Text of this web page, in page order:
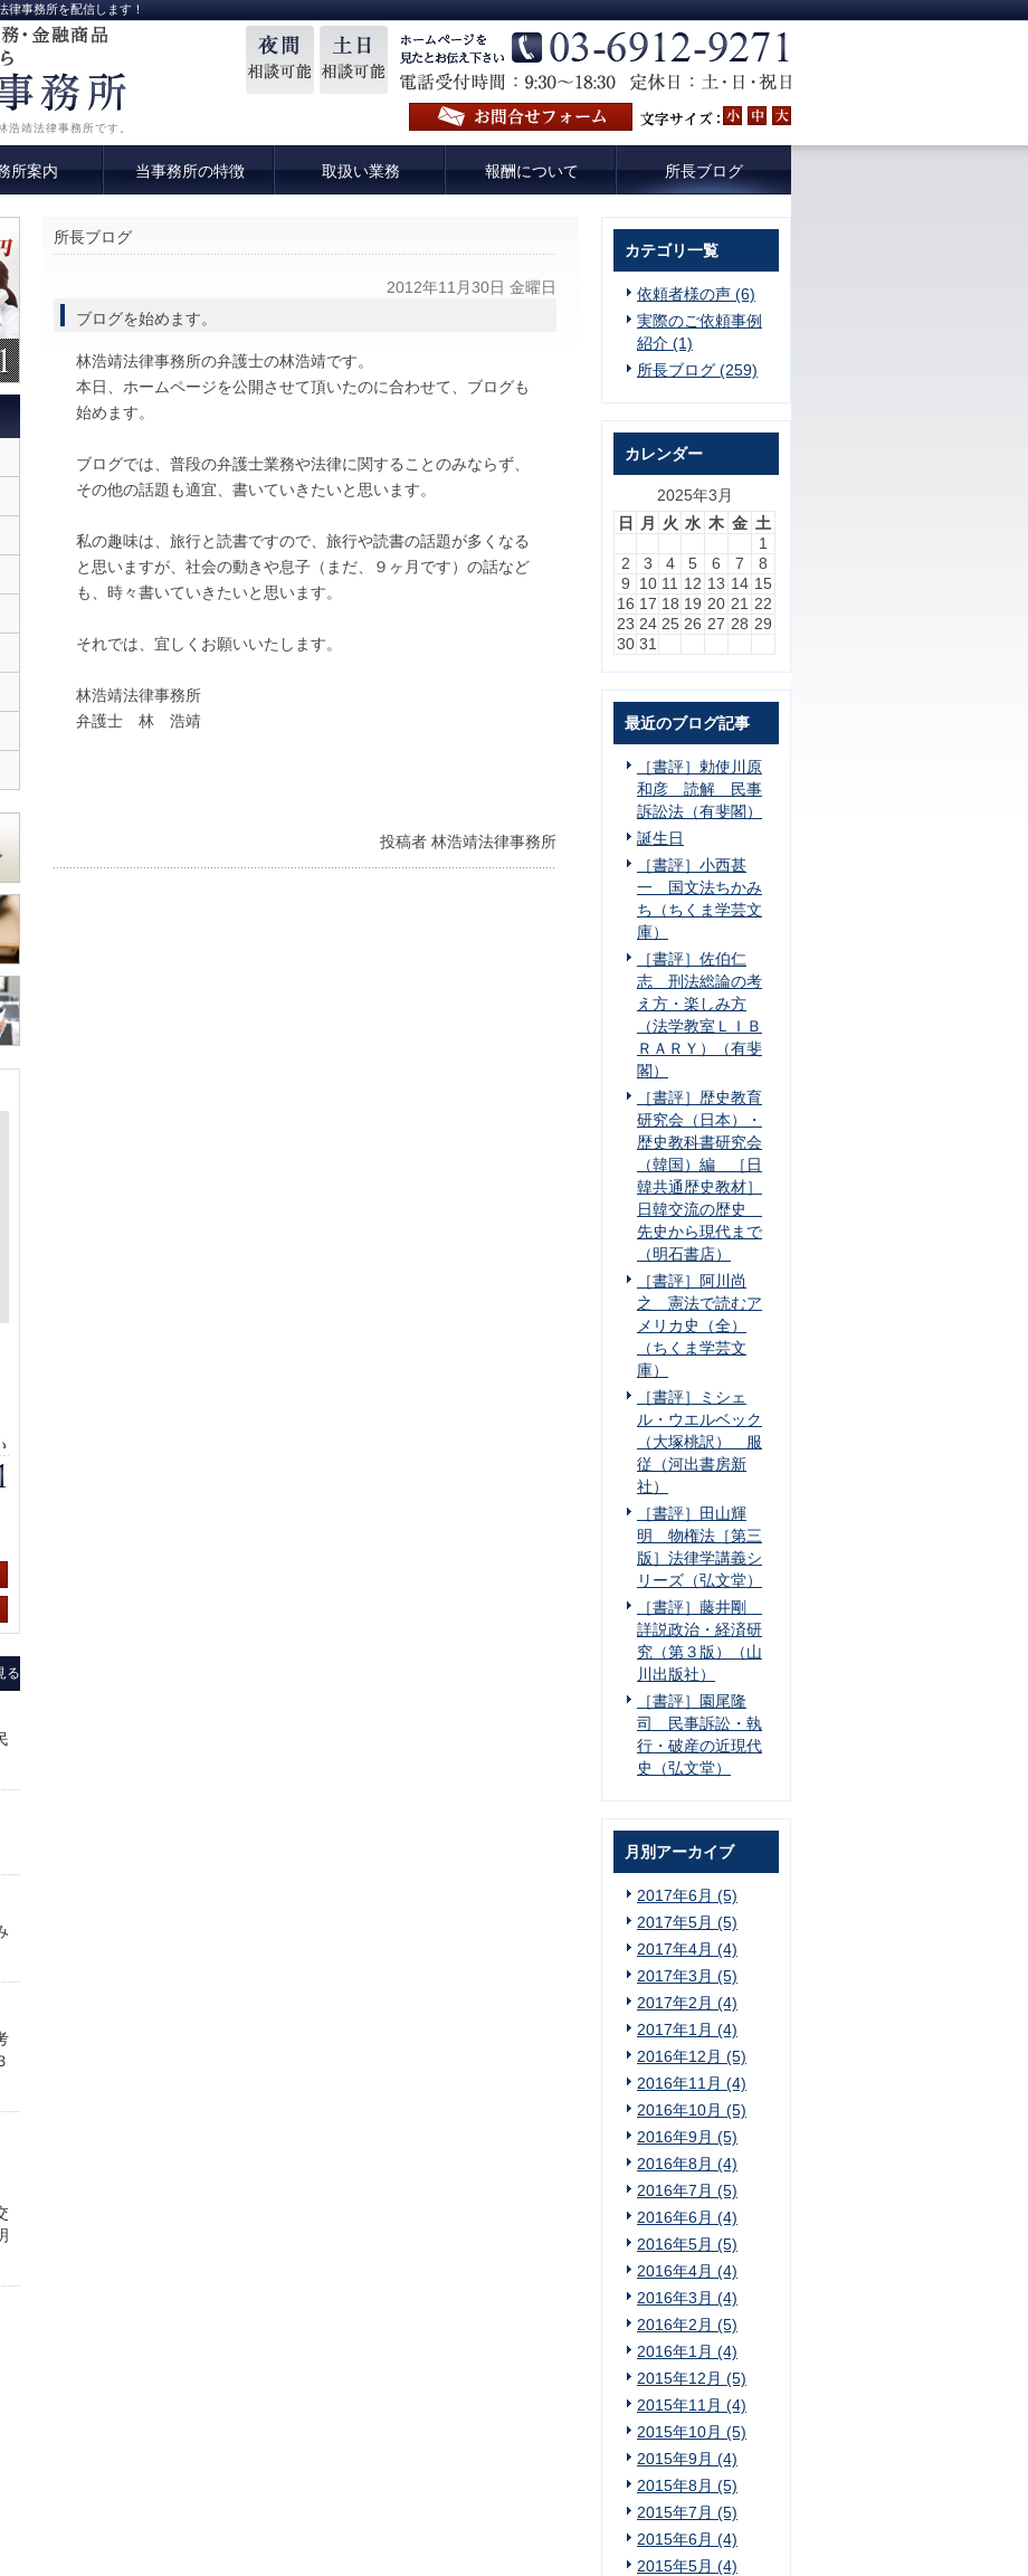
律事務所を配信します！
浩靖法律事務所です。
所案内 当事務所の特徴 取扱い業務 報酬について 所長ブログ
所長ブログ
2012年11月30日 金曜日
ブログを始めます。
林浩靖法律事務所の弁護士の林浩靖です。
本日、ホームページを公開させて頂いたのに合わせて、ブログも
始めます。
ブログでは、普段の弁護士業務や法律に関することのみならず、
その他の話題も適宜、書いていきたいと思います。
私の趣味は、旅行と読書ですので、旅行や読書の話題が多くなる
と思いますが、社会の動きや息子（まだ、９ヶ月です）の話など
も、時々書いていきたいと思います。
それでは、宜しくお願いいたします。
林浩靖法律事務所
弁護士 林 浩靖
投稿者 林浩靖法律事務所
カテゴリ一覧
依頼者様の声 (6)
実際のご依頼事例
紹介 (1)
所長ブログ (259)
カレンダー
2025年3月
日
月 火 水 木 金 土
1
2
3 4 5 6 7
8
9
10 11 12 13 14 15
16 17 18 19 20 21 22
23 24 25 26 27 28 29
30 31
最近のブログ記事
［書評］勅使川原
和彦 読解 民事
訴訟法（有斐閣）
誕生日
［書評］小西甚
一 国文法ちかみ
ち（ちくま学芸文
庫）
［書評］佐伯仁
志 刑法総論の考
え方・楽しみ方
（法学教室ＬＩＢ
ＲＡＲＹ）（有斐
閣）
［書評］歴史教育
研究会（日本）・
歴史教科書研究会
（韓国）編 ［日
韓共通歴史教材］
日韓交流の歴史
先史から現代まで
（明石書店）
［書評］阿川尚
之 憲法で読むア
メリカ史（全）
（ちくま学芸文
庫）
［書評］ミシェ
ル・ウエルベック
（大塚桃訳） 服
従（河出書房新
社）
［書評］田山輝
明 物権法［第三
版］法律学講義シ
リーズ（弘文堂）
［書評］藤井剛
詳説政治・経済研
究（第３版）（山
川出版社）
［書評］園尾隆
司 民事訴訟・執
行・破産の近現代
史（弘文堂）
月別アーカイブ
2017年6月 (5)
2017年5月 (5)
2017年4月 (4)
2017年3月 (5)
2017年2月 (4)
2017年1月 (4)
2016年12月 (5)
2016年11月 (4)
2016年10月 (5)
2016年9月 (5)
2016年8月 (4)
2016年7月 (5)
2016年6月 (4)
2016年5月 (5)
2016年4月 (4)
2016年3月 (4)
2016年2月 (5)
2016年1月 (4)
2015年12月 (5)
2015年11月 (4)
2015年10月 (5)
2015年9月 (4)
2015年8月 (5)
2015年7月 (5)
2015年6月 (4)
2015年5月 (4)
る